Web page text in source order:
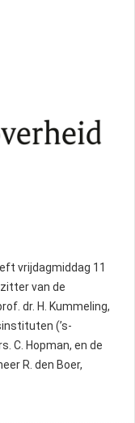
vrijdagmiddag 11
van de
dr. H. Kummeling,
(’s-
C. Hopman, en de
R. den Boer,